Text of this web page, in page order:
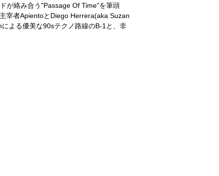
が絡み合う"Passage Of Time"を筆頭
宰者ApientoとDiego Herrera(aka Suzan
よる優美な90sテクノ路線のB-1と、非